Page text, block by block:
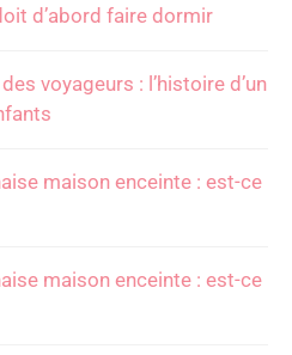
d’abord faire dormir
voyageurs : l’histoire d’un
maison enceinte : est-ce
maison enceinte : est-ce